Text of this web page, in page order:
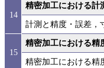
14
精密加工における計
計測と精度・誤差，
15
精密加工における精
精密加工における精